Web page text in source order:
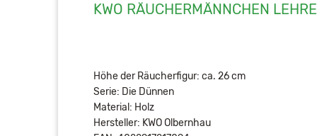
KWO RÄUCHERMÄNNCHEN
Höhe der Räucherfigur: ca. 26 cm
Serie: Die Dünnen
Material: Holz
Hersteller: KWO Olbernhau